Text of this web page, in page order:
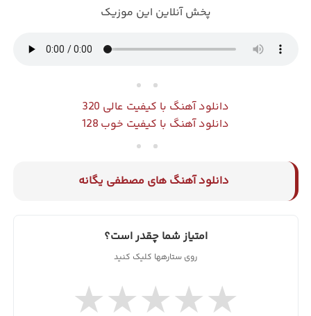
پخش آنلاین این موزیک
دانلود آهنگ با کیفیت عالی 320
دانلود آهنگ با کیفیت خوب 128
دانلود آهنگ های مصطفی یگانه
امتیاز شما چقدر است؟
روی ستارهها کلیک کنید